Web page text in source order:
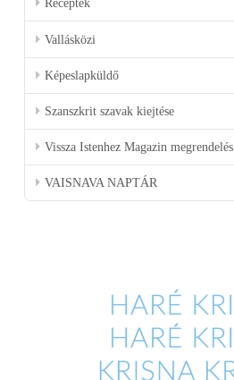
Receptek
Vallásközi
Képeslapküldő
Szanszkrit szavak kiejtése
Vissza Istenhez Magazin megrendelés
VAISNAVA NAPTÁR